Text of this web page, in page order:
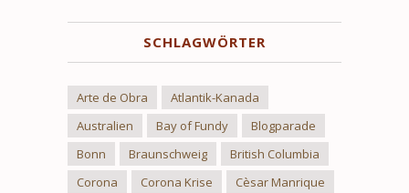
SCHLAGWÖRTER
Arte de Obra
Atlantik-Kanada
Australien
Bay of Fundy
Blogparade
Bonn
Braunschweig
British Columbia
Corona
Corona Krise
Cèsar Manrique